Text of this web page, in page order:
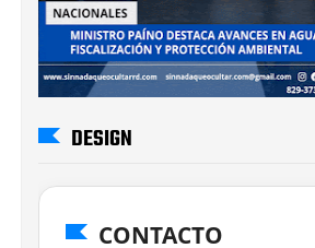
DESIGN
CONTACTO